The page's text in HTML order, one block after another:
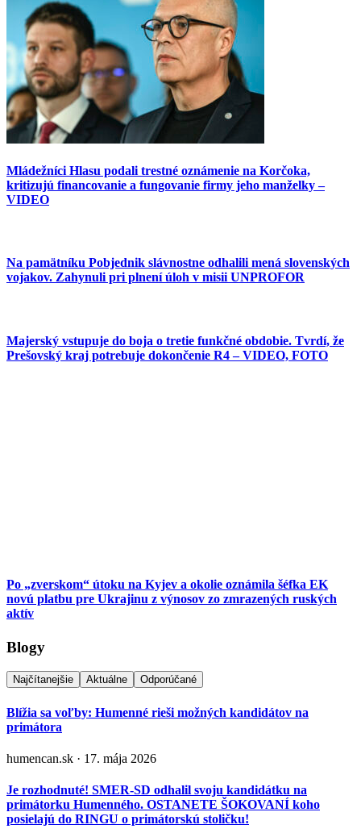
Mládežníci Hlasu podali trestné oznámenie na Korčoka,
kritizujú financovanie a fungovanie firmy jeho manželky –
VIDEO
Na pamätníku Pobjednik slávnostne odhalili mená slovenských
vojakov. Zahynuli pri plnení úloh v misii UNPROFOR
Majerský vstupuje do boja o tretie funkčné obdobie. Tvrdí, že
Prešovský kraj potrebuje dokončenie R4 – VIDEO, FOTO
Po „zverskom“ útoku na Kyjev a okolie oznámila šéfka EK
novú platbu pre Ukrajinu z výnosov zo zmrazených ruských
aktív
Blogy
Najčítanejšie Aktuálne Odporúčané
Blížia sa voľby: Humenné rieši možných kandidátov na
primátora
humencan.sk · 17. mája 2026
Je rozhodnuté! SMER-SD odhalil svoju kandidátku na
primátorku Humenného. OSTANETE ŠOKOVANÍ koho
posielajú do RINGU o primátorskú stoličku!